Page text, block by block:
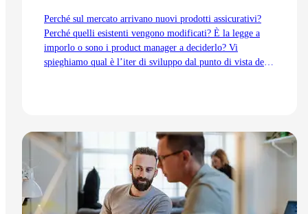
Perché sul mercato arrivano nuovi prodotti assicurativi?
Perché quelli esistenti vengono modificati? È la legge a
imporlo o sono i product manager a deciderlo? Vi
spieghiamo qual è l’iter di sviluppo dal punto di vista del
Vai all'articolo